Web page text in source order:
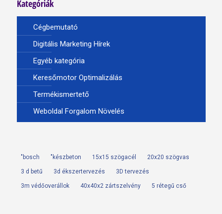
Kategóriák
Cégbemutató
Digitális Marketing Hírek
Egyéb kategória
Keresőmotor Optimalizálás
Termékismertető
Weboldal Forgalom Növelés
"bosch "készbeton 15x15 szögacél 20x20 szögvas
3 d betű 3d ékszertervezés 3D tervezés
3m védőoverállok 40x40x2 zártszelvény 5 rétegű cső